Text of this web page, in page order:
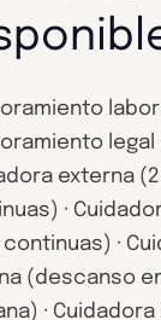
legal
externa
·
continuas) ·
(descanso
·